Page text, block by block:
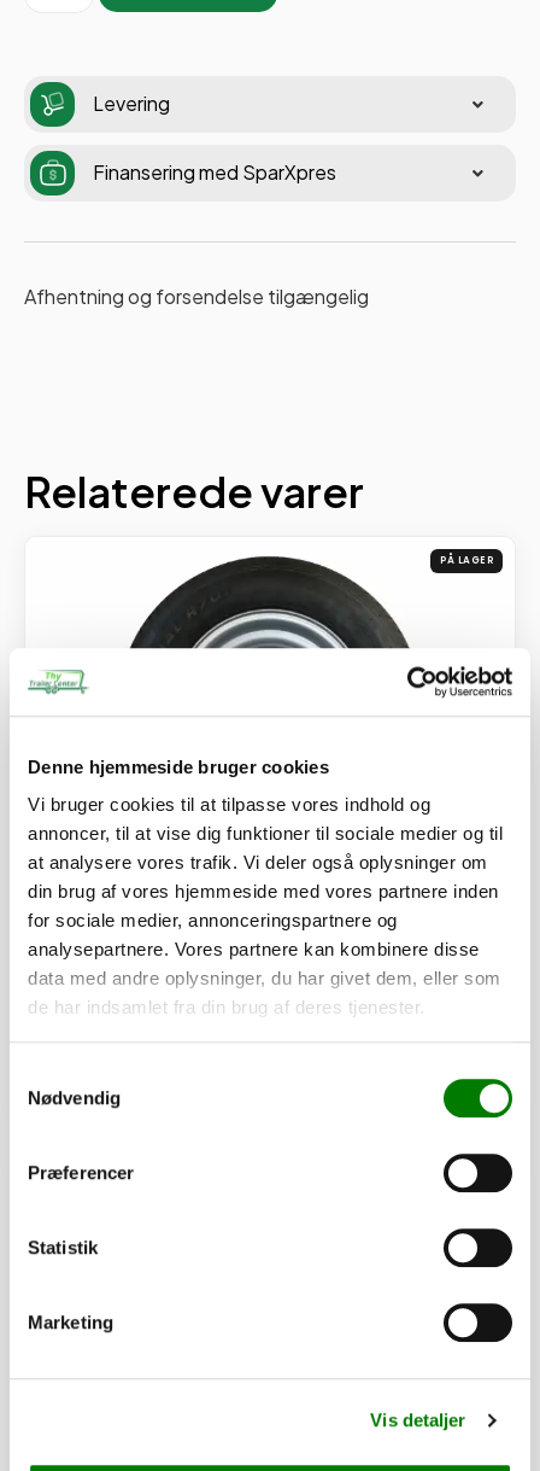
Denne hjemmeside bruger cookies
Vi bruger cookies til at tilpasse vores indhold og
annoncer, til at vise dig funktioner til sociale medier og til
at analysere vores trafik. Vi deler også oplysninger om
din brug af vores hjemmeside med vores partnere inden
for sociale medier, annonceringspartnere og
analysepartnere. Vores partnere kan kombinere disse
data med andre oplysninger, du har givet dem, eller som
de har indsamlet fra din brug af deres tjenester.
Nødvendig
Præferencer
Statistik
Marketing
Vis detaljer
Levering
Finansering med SparXpres
Afhentning og forsendelse tilgængelig
Relaterede varer
PÅ LAGER
Ændring fra 13" til 195/55R10C, 4 hjul - Kompakt
2.870,00kr.
2.296,00kr.ekskl. moms
Se detaljer
PÅ LAGER